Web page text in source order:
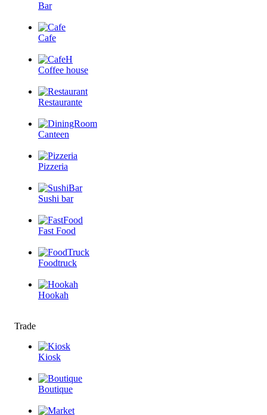
Bar
Cafe
Coffee house
Restaurante
Canteen
Pizzeria
Sushi bar
Fast Food
Foodtruck
Hookah
Trade
Kiosk
Boutique